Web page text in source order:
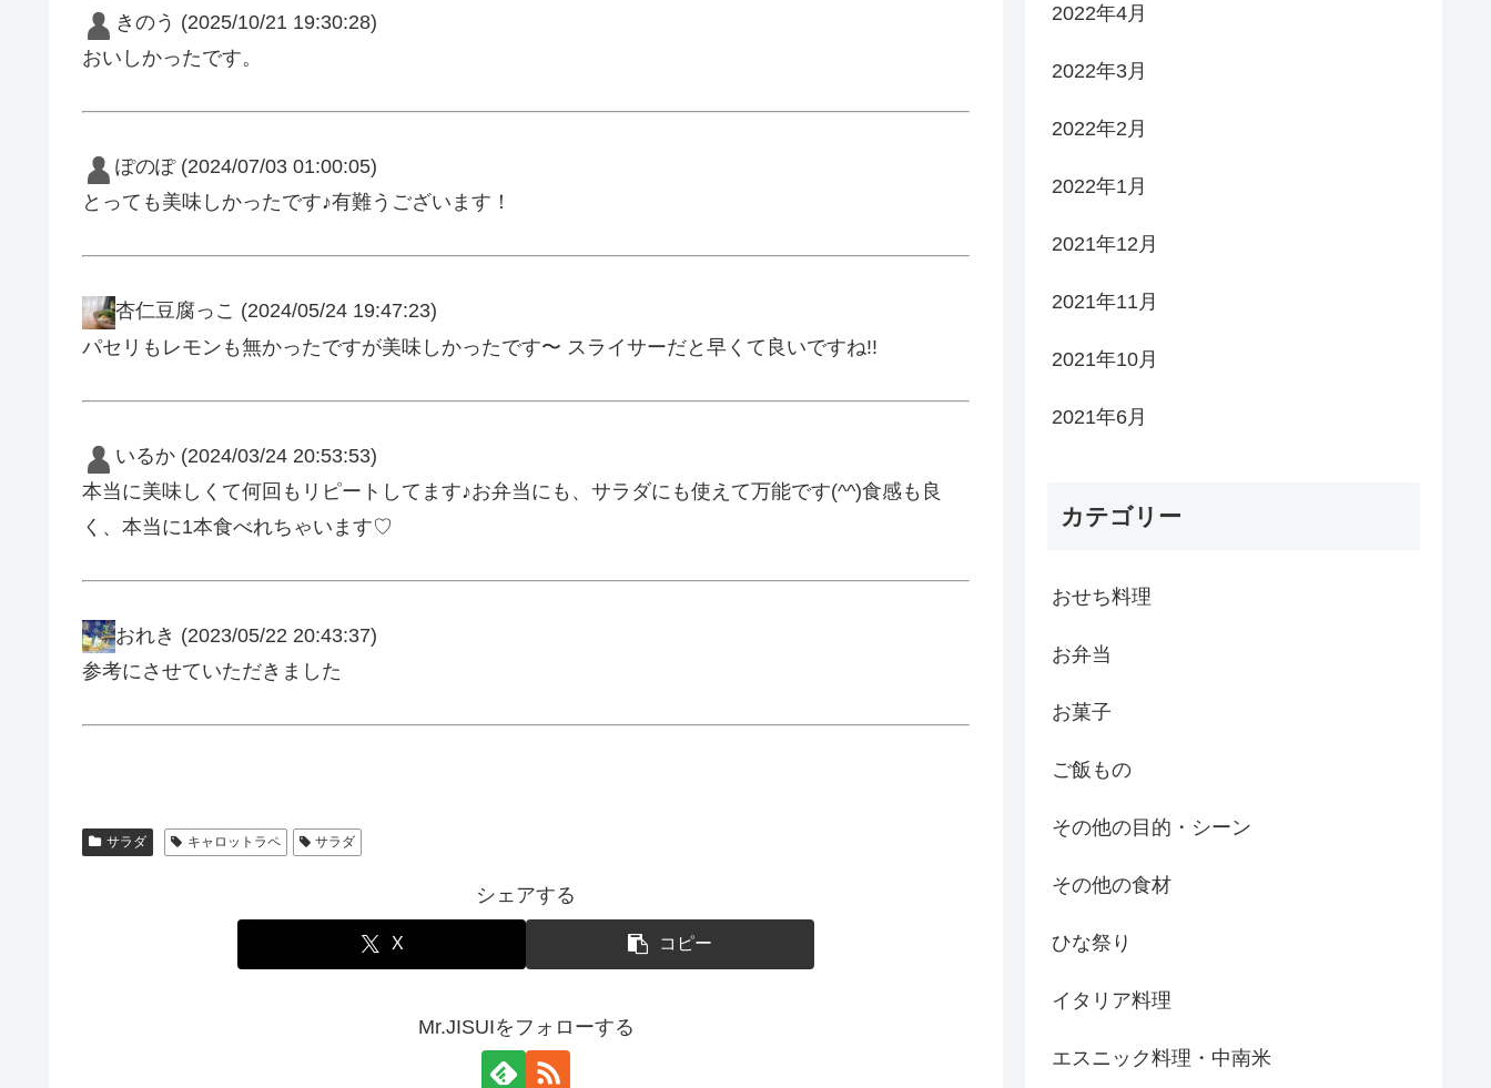
きのう (2025/10/21 19:30:28)
おいしかったです。
ぽのぽ(2024/07/03 01:00:05)
とっても美味しかったです♪有難うございます！
杏仁豆腐っこ (2024/05/24 19:47:23)
パセリもレモンも無かったですが美味しかったです〜 スライサーだと早くて良いですね!!
いるか (2024/03/24 20:53:53)
本当に美味しくて何回もリピートしてます♪お弁当にも、サラダにも使えて万能です(^^)食感も良
く、本当に1本食べれちゃいます♡
おれき (2023/05/22 20:43:37)
参考にさせていただきました
サラダ キャロットラペ サラダ
シェアする
X コピー
Mr.JISUIをフォローする
2022年4月
2022年3月
2022年2月
2022年1月
2021年12月
2021年11月
2021年10月
2021年6月
カテゴリー
おせち料理
お弁当
お菓子
ご飯もの
その他の目的・シーン
その他の食材
ひな祭り
イタリア料理
エスニック料理・中南米